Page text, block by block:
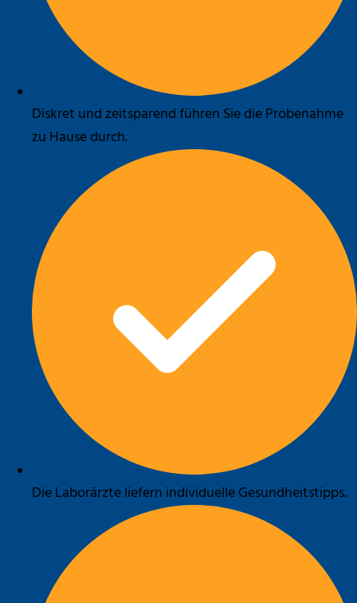
Diskret und zeitsparend führen Sie die Probenahme
zu Hause durch.
Die Laborärzte liefern individuelle Gesundheitstipps.